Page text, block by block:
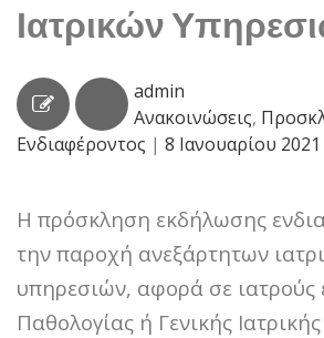
Ιατρικών
admin
Ανακοινώσεις,
Ενδιαφέροντος | 8 Ιανουαρίου 2021
Η πρόσκληση εκδήλωσης
την παροχή ανεξάρτητων
υπηρεσιών, αφορά σε ιατρούς
Παθολογίας ή Γενικής